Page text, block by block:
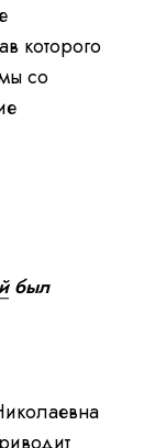
которого
со
был